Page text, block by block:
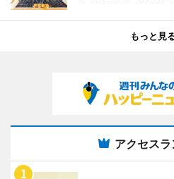
もっと見
アクセス